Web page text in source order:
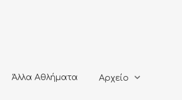
Άλλα Αθλήματα Αρχείο